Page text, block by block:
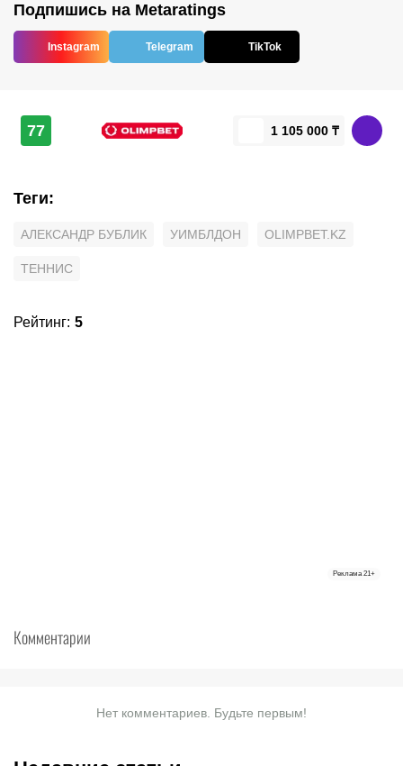
Подпишись на Metaratings
Instagram Telegram TikTok
77 1 105 000 ₸
Теги:
АЛЕКСАНДР БУБЛИК УИМБЛДОН OLIMPBET.KZ
ТЕННИС
Рейтинг: 5
Реклама 21+
Комментарии
Нет комментариев. Будьте первым!